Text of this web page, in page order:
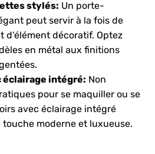
stylés: Un porte-
peut servir à la fois de
d’élément décoratif. Optez
en métal aux finitions
éclairage intégré: Non
pour se maquiller ou se
avec éclairage intégré
moderne et luxueuse.